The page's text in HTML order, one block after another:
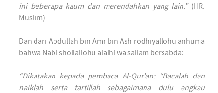
ini beberapa kaum dan merendahkan yang lain.”(HR.
Muslim)
Dan dari Abdullah bin Amr bin Ash rodhiyallohu anhuma
bahwa Nabi shollallohu alaihi wa sallam bersabda:
“Dikatakan kepada pembaca Al-Qur’an: “Bacalah dan
naiklah serta tartillah sebagaimana dulu engkau